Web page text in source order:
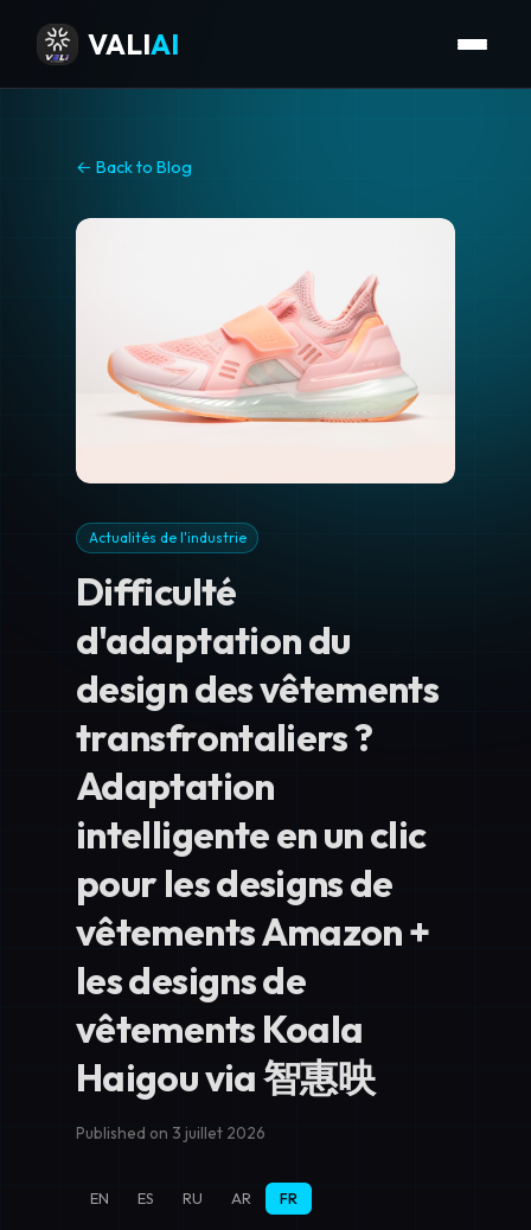
VALIAI
← Back to Blog
Actualités de l'industrie
Difficulté
d'adaptation du
design des vêtements
transfrontaliers ?
Adaptation
intelligente en un clic
pour les designs de
vêtements Amazon +
les designs de
vêtements Koala
Haigou via 智惠映
Published on 3 juillet 2026
EN ES RU AR FR